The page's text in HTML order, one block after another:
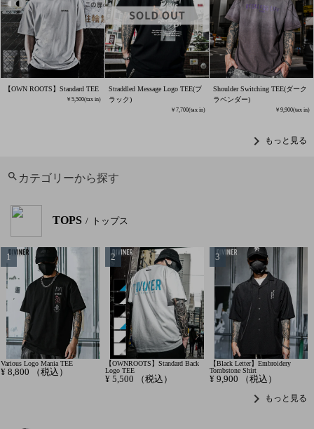
【OWN ROOTS】Standard TEE
5,500
Straddled Message Logo TEE(ブ
ラック)
7,700
Shoulder Switching TEE(ダーク
ラベンダー)
9,900
chevron_right もっと見る
カテゴリーから探す
TOPS トップス
Various Logo Mania TEE
¥ 8,800 （税込）
【OWNROOTS】Standard Back
Logo TEE
¥ 5,500 （税込）
【Black Letter】Embroidery
Tombstone Shirt
¥ 9,900 （税込）
chevron_right もっと見る